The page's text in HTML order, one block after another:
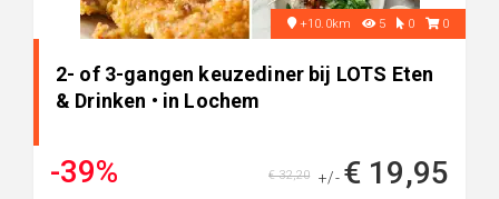
+10.0km 5 0 0
2- of 3-gangen keuzediner bij LOTS Eten
& Drinken • in Lochem
-39% +/- € 19,95
€ 32,20